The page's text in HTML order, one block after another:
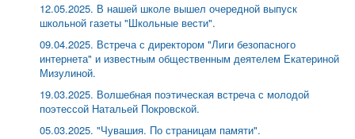
12.05.2025. В нашей школе вышел очередной выпуск
школьной газеты "Школьные вести".
09.04.2025. Встреча с директором "Лиги безопасного
интернета" и известным общественным деятелем Екатериной
Мизулиной.
19.03.2025. Волшебная поэтическая встреча с молодой
поэтессой Натальей Покровской.
05.03.2025. "Чувашия. По страницам памяти".